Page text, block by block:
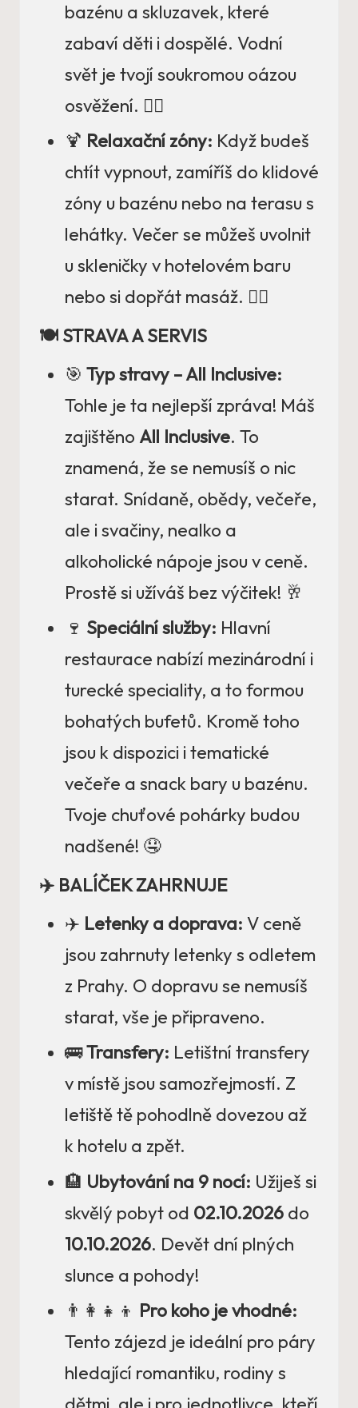
bazénu a skluzavek, které
zabaví děti i dospělé. Vodní
svět je tvojí soukromou oázou
osvěžení. 🤽‍♂️
🍹 Relaxační zóny: Když budeš
chtít vypnout, zamíříš do klidové
zóny u bazénu nebo na terasu s
lehátky. Večer se můžeš uvolnit
u skleničky v hotelovém baru
nebo si dopřát masáž. 🧘‍♀️
🍽️ STRAVA A SERVIS
🎯 Typ stravy – All Inclusive:
Tohle je ta nejlepší zpráva! Máš
zajištěno All Inclusive. To
znamená, že se nemusíš o nic
starat. Snídaně, obědy, večeře,
ale i svačiny, nealko a
alkoholické nápoje jsou v ceně.
Prostě si užíváš bez výčitek! 🥂
🍷 Speciální služby: Hlavní
restaurace nabízí mezinárodní i
turecké speciality, a to formou
bohatých bufetů. Kromě toho
jsou k dispozici i tematické
večeře a snack bary u bazénu.
Tvoje chuťové pohárky budou
nadšené! 🤤
✈️ BALÍČEK ZAHRNUJE
✈️ Letenky a doprava: V ceně
jsou zahrnuty letenky s odletem
z Prahy. O dopravu se nemusíš
starat, vše je připraveno.
🚌Transfery: Letištní transfery
v místě jsou samozřejmostí. Z
letiště tě pohodlně dovezou až
k hotelu a zpět.
🏨 Ubytování na 9 nocí: Užiješ si
skvělý pobyt od 02.10.2026 do
10.10.2026. Devět dní plných
slunce a pohody!
👨‍👩‍👧‍👦 Pro koho je vhodné:
Tento zájezd je ideální pro páry
hledající romantiku, rodiny s